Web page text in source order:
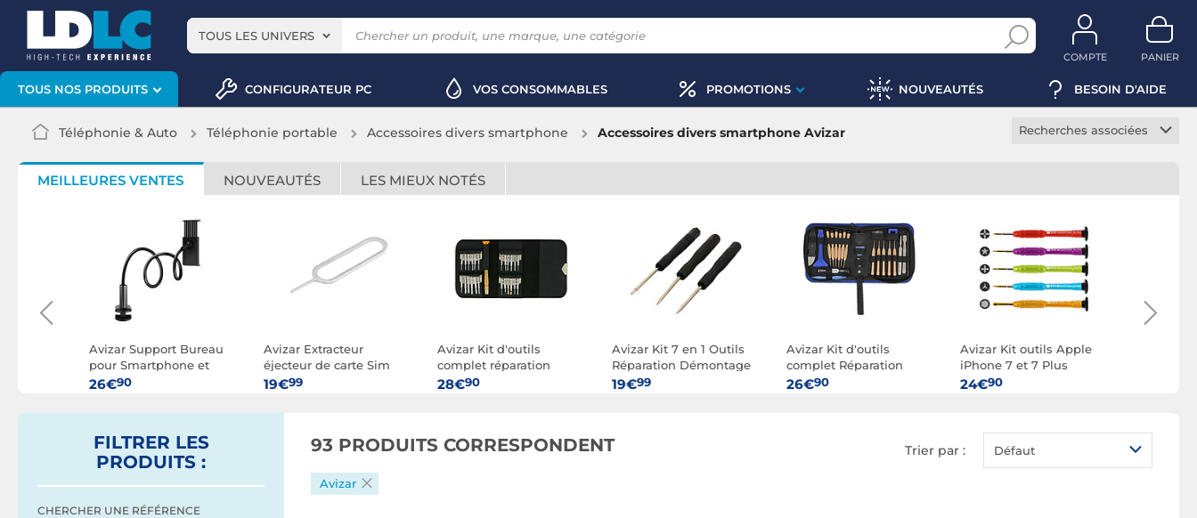
TOUS LES UNIVERS
COMPTE PANIER
TOUS NOS PRODUITS CONFIGURATEUR PC VOS CONSOMMABLES PROMOTIONS NOUVEAUTÉS BESOIN D'AIDE
Téléphonie & Auto Téléphonie portable Accessoires divers smartphone Accessoires divers smartphone Avizar
Recherches associées
MEILLEURES VENTES NOUVEAUTÉS LES MIEUX NOTÉS
Avizar Support Bureau
pour Smartphone et
Tablette Rotatif Bras
26€90
Avizar Extracteur
éjecteur de carte Sim
pour Smartphones et
19€99
Avizar Kit d'outils
complet réparation
(tournevis, spatules...)
28€90
Avizar Kit 7 en 1 Outils
Réparation Démontage
Tournevis pour iPhone
19€99
Avizar Kit d'outils
complet Réparation
Démontage
26€90
Avizar Kit outils Apple
iPhone 7 et 7 Plus
24€90
FILTRER LES
PRODUITS :
CHERCHER UNE RÉFÉRENCE
93 PRODUITS CORRESPONDENT Trier par : Défaut
Avizar